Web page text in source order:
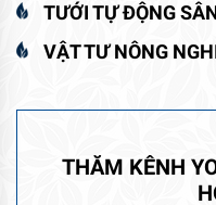
TƯỚI TỰ ĐỘNG
VẬT TƯ NÔNG
THĂM KÊNH